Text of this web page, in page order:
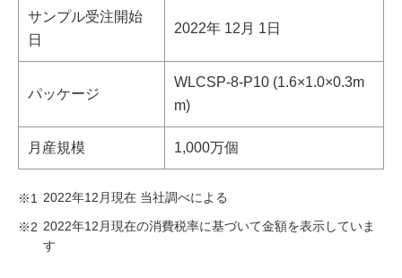
サンプル受注開始
日
2022年 12月 1日
パッケージ
WLCSP-8-P10 (1.6×1.0×0.3m
m)
月産規模 1,000万個
※1 2022年12月現在 当社調べによる
※2 2022年12月現在の消費税率に基づいて金額を表示していま
す